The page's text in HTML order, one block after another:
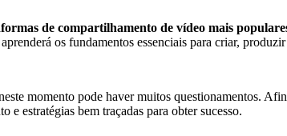
de compartilhamento de vídeo mais
os fundamentos essenciais para criar,
momento pode haver muitos questionamentos.
e estratégias bem traçadas para obter sucesso.